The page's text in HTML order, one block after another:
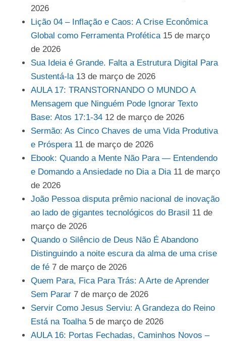
2026
Lição 04 – Inflação e Caos: A Crise Econômica
Global como Ferramenta Profética 15 de março
de 2026
Sua Ideia é Grande. Falta a Estrutura Digital Para
Sustentá-la 13 de março de 2026
AULA 17: TRANSTORNANDO O MUNDO A
Mensagem que Ninguém Pode Ignorar Texto
Base: Atos 17:1-34 12 de março de 2026
Sermão: As Cinco Chaves de uma Vida Produtiva
e Próspera 11 de março de 2026
Ebook: Quando a Mente Não Para — Entendendo
e Domando a Ansiedade no Dia a Dia 11 de março
de 2026
João Pessoa disputa prêmio nacional de inovação
ao lado de gigantes tecnológicos do Brasil 11 de
março de 2026
Quando o Silêncio de Deus Não É Abandono
Distinguindo a noite escura da alma de uma crise
de fé 7 de março de 2026
Quem Para, Fica Para Trás: A Arte de Aprender
Sem Parar 7 de março de 2026
Servir Como Jesus Serviu: A Grandeza do Reino
Está na Toalha 5 de março de 2026
AULA 16: Portas Fechadas, Caminhos Novos –